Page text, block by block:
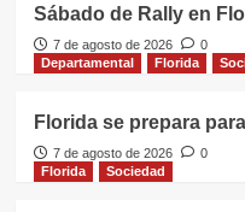
Sábado de Rally en
7 de agosto de 2026
0
Departamental
Florida
Florida se prepara
7 de agosto de 2026
0
Florida
Sociedad